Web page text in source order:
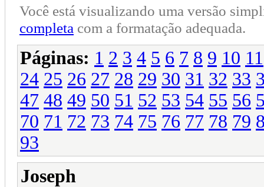
Você está visualizando uma versão
completa com a formatação adequada.
Páginas: 1 2 3 4 5 6 7 8 9 10 11
24 25 26 27 28 29 30 31 32 33
47 48 49 50 51 52 53 54 55 56
70 71 72 73 74 75 76 77 78 79
93
Joseph